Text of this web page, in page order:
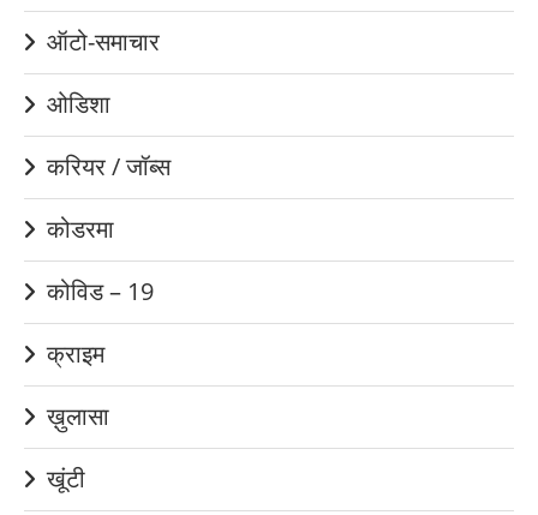
ऑटो-समाचार
ओडिशा
करियर / जॉब्स
कोडरमा
कोविड – 19
क्राइम
ख़ुलासा
खूंटी